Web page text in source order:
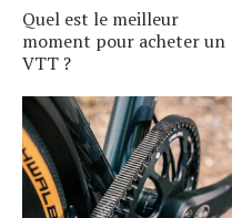
Quel est le meilleur
moment pour acheter un
VTT ?